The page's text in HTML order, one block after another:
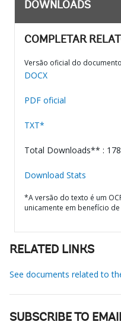
DOWNLOADS
COMPLETAR
Versão oficial do
DOCX
PDF oficial
TXT*
Total Downloads** :
Download Stats
*A versão do texto é um
unicamente em benefício
RELATED LINKS
See documents related to
SUBSCRIBE TO